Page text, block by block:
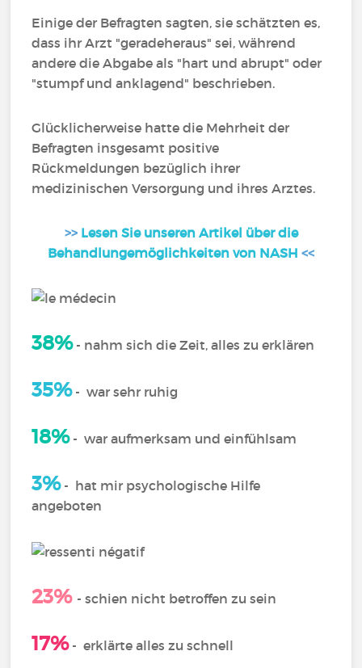
Einige der Befragten sagten, sie schätzten es,
dass ihr Arzt "geradeheraus" sei, während
andere die Abgabe als "hart und abrupt" oder
"stumpf und anklagend" beschrieben.
Glücklicherweise hatte die Mehrheit der
Befragten insgesamt positive
Rückmeldungen bezüglich ihrer
medizinischen Versorgung und ihres Arztes.
>> Lesen Sie unseren Artikel über die
Behandlungemöglichkeiten von NASH <<
38%- nahm sich die Zeit, alles zu erklären
35%-war sehr ruhig
18%-war aufmerksam und einfühlsam
3%- hat mir psychologische Hilfe
angeboten
23% - schien nicht betroffen zu sein
17%-erklärte alles zu schnell